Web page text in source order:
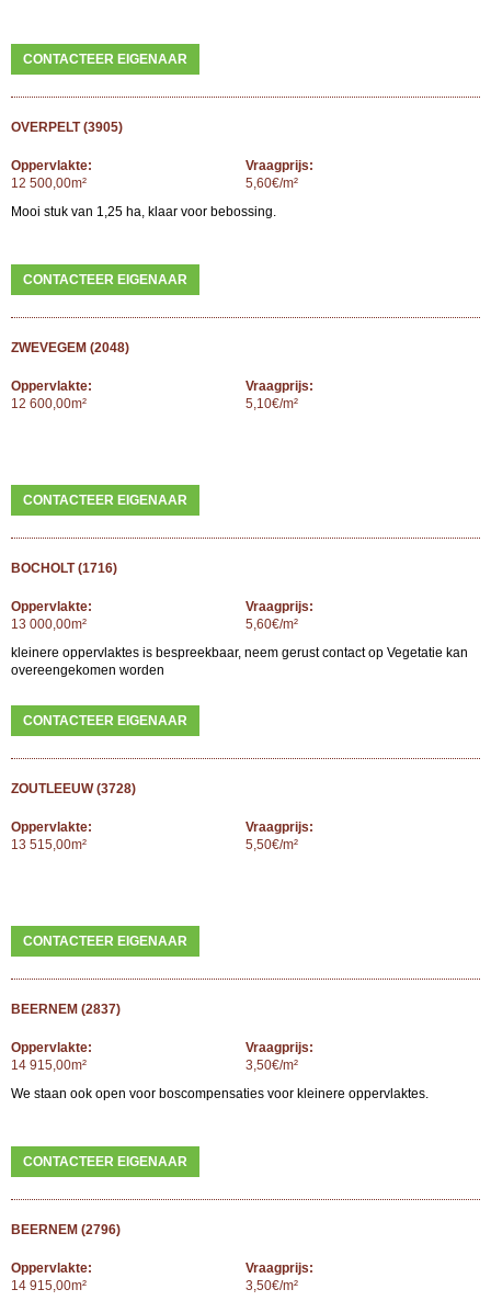
CONTACTEER EIGENAAR
OVERPELT (3905)
Oppervlakte:
12 500,00m²
Vraagprijs:
5,60€/m²
Mooi stuk van 1,25 ha, klaar voor bebossing.
CONTACTEER EIGENAAR
ZWEVEGEM (2048)
Oppervlakte:
12 600,00m²
Vraagprijs:
5,10€/m²
CONTACTEER EIGENAAR
BOCHOLT (1716)
Oppervlakte:
13 000,00m²
Vraagprijs:
5,60€/m²
kleinere oppervlaktes is bespreekbaar, neem gerust contact op Vegetatie kan
overeengekomen worden
CONTACTEER EIGENAAR
ZOUTLEEUW (3728)
Oppervlakte:
13 515,00m²
Vraagprijs:
5,50€/m²
CONTACTEER EIGENAAR
BEERNEM (2837)
Oppervlakte:
14 915,00m²
Vraagprijs:
3,50€/m²
We staan ook open voor boscompensaties voor kleinere oppervlaktes.
CONTACTEER EIGENAAR
BEERNEM (2796)
Oppervlakte:
14 915,00m²
Vraagprijs:
3,50€/m²